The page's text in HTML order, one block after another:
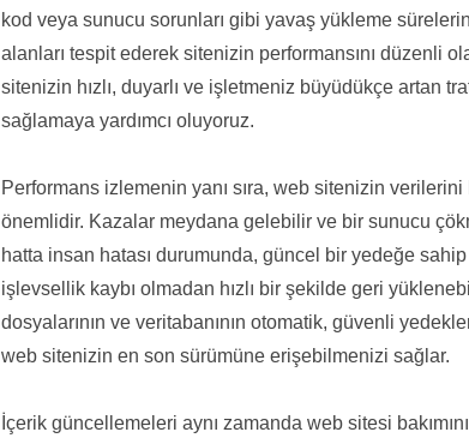
kod veya sunucu sorunları gibi yavaş yükleme
alanları tespit ederek sitenizin performansını düzenli
sitenizin hızlı, duyarlı ve işletmeniz büyüdükçe artan
sağlamaya yardımcı oluyoruz.
Performans izlemenin yanı sıra, web sitenizin
önemlidir. Kazalar meydana gelebilir ve bir sunucu
hatta insan hatası durumunda, güncel bir yedeğe
işlevsellik kaybı olmadan hızlı bir şekilde geri
dosyalarının ve veritabanının otomatik, güvenli
web sitenizin en son sürümüne erişebilmenizi sağlar.
İçerik güncellemeleri aynı zamanda web sitesi